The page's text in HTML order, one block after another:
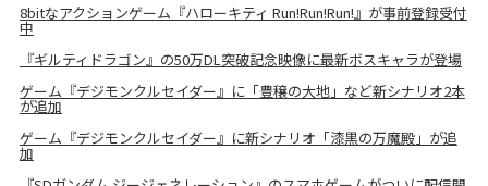
8bitなアクションゲーム『ハローキティ Run!Run!Run!』が事前登録受付
中
『ギルティドラゴン』の50万DL突破記念映像に最新ボスキャラが登場
ゲーム『デジモンクルセイダー』に「豊穣の大地」など新シナリオ2本
が追加
ゲーム『デジモンクルセイダー』に新シナリオ「漆黒の万魔殿」が追
加